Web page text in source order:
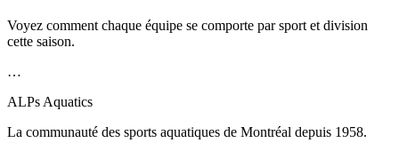
Voyez comment chaque équipe se comporte par sport et division
cette saison.
…
ALPs Aquatics
La communauté des sports aquatiques de Montréal depuis 1958.